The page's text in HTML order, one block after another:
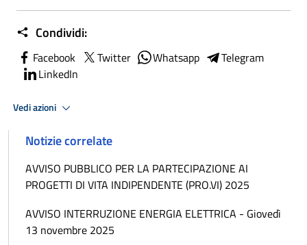
Condividi:
Facebook Twitter Whatsapp
Telegram
LinkedIn
Vedi azioni
Notizie correlate
AVVISO PUBBLICO PER LA PARTECIPAZIONE AI
PROGETTI DI VITA INDIPENDENTE (PRO.VI) 2025
AVVISO INTERRUZIONE ENERGIA ELETTRICA - Giovedì
13 novembre 2025